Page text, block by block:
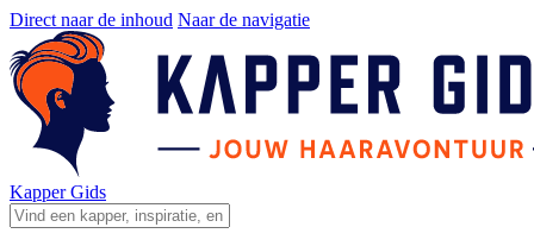
Direct naar de inhoud Naar de navigatie
Kapper Gids